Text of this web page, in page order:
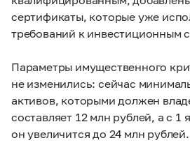
сертификаты, которые уже
требований к инвестиционным
Параметры имущественного
не изменились: сейчас
активов, которыми должен
составляет 12 млн рублей, а с 1
он увеличится до 24 млн